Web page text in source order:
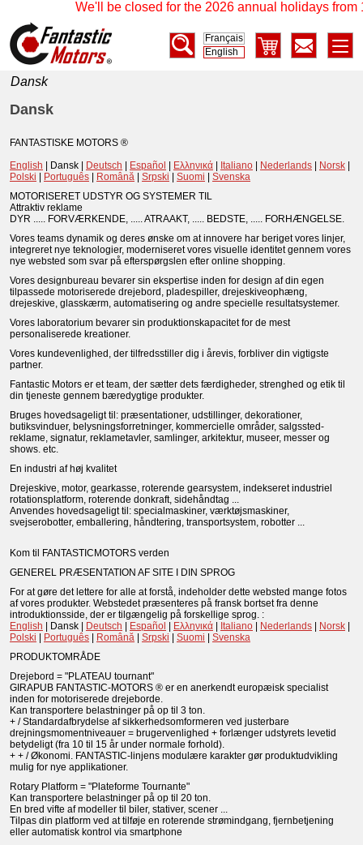
We'll be closed for the 2026 annual holidays from
Français
English
Dansk
Dansk
FANTASTISKE MOTORS ®
English | Dansk | Deutsch Español Ελληνικά Italiano Nederlands Norsk
Polski
Português Română Srpski Suomi
Svenska
MOTORISERET UDSTYR OG SYSTEMER TIL
Attraktiv reklame
DYR ..... FORVÆRKENDE, ..... ATRAAKT, ..... BEDSTE, ..... FORHÆNGELSE.
Vores teams dynamik og deres ønske om at innovere har beriget vores linjer,
integreret nye teknologier, moderniseret vores visuelle identitet gennem vores
nye websted som svar på efterspørgslen efter online shopping.
Vores designbureau bevarer sin ekspertise inden for design af din egen
tilpassede motoriserede drejebord, pladespiller, drejeskiveophæng,
drejeskive, glasskærm, automatisering og andre specielle resultatsystemer.
Vores laboratorium bevarer sin produktionskapacitet for de mest
personaliserede kreationer.
Vores kundevenlighed, der tilfredsstiller dig i årevis, forbliver din vigtigste
partner.
Fantastic Motors er et team, der sætter dets færdigheder, strenghed og etik til
din tjeneste gennem bæredygtige produkter.
Bruges hovedsageligt til: præsentationer, udstillinger, dekorationer,
butiksvinduer, belysningsforretninger, kommercielle områder, salgssted-
reklame, signatur, reklametavler, samlinger, arkitektur, museer, messer og
shows. etc.
En industri af høj kvalitet
Drejeskive, motor, gearkasse, roterende gearsystem, indekseret industriel
rotationsplatform, roterende donkraft, sidehåndtag ...
Anvendes hovedsageligt til: specialmaskiner, værktøjsmaskiner,
svejserobotter, emballering, håndtering, transportsystem, robotter ...
Kom til FANTASTICMOTORS verden
GENEREL PRÆSENTATION AF SITE I DIN SPROG
For at gøre det lettere for alle at forstå, indeholder dette websted mange fotos
af vores produkter. Webstedet præsenteres på fransk bortset fra denne
introduktionsside, der er tilgængelig på forskellige sprog. :
English | Dansk | Deutsch Español Ελληνικά Italiano Nederlands Norsk
Polski
Português Română Srpski Suomi
Svenska
PRODUKTOMRÅDE
Drejebord = "PLATEAU tournant"
GIRAPUB FANTASTIC-MOTORS ® er en anerkendt europæisk specialist
inden for motoriserede drejeborde.
Kan transportere belastninger på op til 3 ton.
+ / Standardafbrydelse af sikkerhedsomformeren ved justerbare
drejningsmomentniveauer = brugervenlighed + forlænger udstyrets levetid
betydeligt (fra 10 til 15 år under normale forhold).
+ + / Økonomi. FANTASTIC-linjens modulære karakter gør produktudvikling
mulig for nye applikationer.
Rotary Platform = "Plateforme Tournante"
Kan transportere belastninger på op til 20 ton.
En bred vifte af modeller til biler, stativer, scener ...
Tilpas din platform ved at tilføje en roterende strømindgang, fjernbetjening
eller automatisk kontrol via smartphone